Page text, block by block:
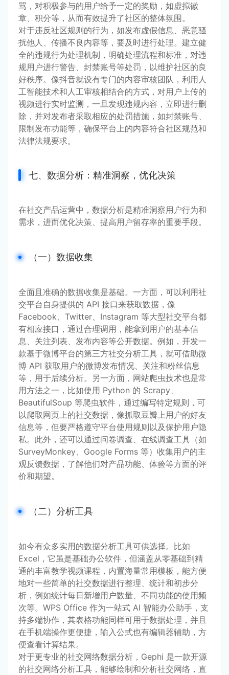
骂，对积极参与的用户给予一定的奖励，如虚拟徽
章、积分等，从而有效提升了社区的整体氛围。
对于违反社区规则的行为，如发布虚假信息、恶意骚
扰他人、传播不良内容等，要及时进行处理。建立健
全的违规行为处理机制，明确处理流程和标准，对违
规用户进行警告、封禁账号等处罚，以维护社区的良
好秩序。像抖音就设有专门的内容审核团队，利用人
工智能技术和人工审核相结合的方式，对用户上传的
视频进行实时监测，一旦发现违规内容，立即进行删
除，并对发布者采取相应的处罚措施，如封禁账号、
限制发布功能等，确保平台上的内容符合社区规范和
法律法规要求。
七、数据分析：精准洞察，优化决策
在社交产品运营中，数据分析是精准洞察用户行为和
需求，进而优化决策、提高用户留存率的重要手段。
（一）数据收集
全面且准确的数据收集是基础。一方面，可以利用社
交平台自身提供的 API 接口来获取数据，像
Facebook、Twitter、Instagram 等大型社交平台都
有相应接口，通过合理调用，能拿到用户的基本信
息、关注列表、发布内容等公开数据。例如，开发一
款基于微博平台的第三方社交分析工具，就可借助微
博 API 获取用户的微博发布情况、关注和粉丝信息
等，用于后续分析。另一方面，网站爬虫技术也是常
用方法之一，比如使用 Python 的 Scrapy、
BeautifulSoup 等爬虫软件，通过编写特定规则，可
以爬取网页上的社交数据，像抓取豆瓣上用户的好友
信息等，但要严格遵守平台使用规则以及保护用户隐
私。此外，还可以通过问卷调查、在线调查工具（如
SurveyMonkey、Google Forms 等）收集用户的主
观反馈数据，了解他们对产品功能、体验等方面的评
价和期望。
（二）分析工具
如今有众多实用的数据分析工具可供选择。比如
Excel，它虽是基础办公软件，但涵盖从零基础到精
通的丰富教学视频课程，内置海量常用模板，能方便
地对一些简单的社交数据进行整理、统计和初步分
析，例如统计每日新增用户数量、不同功能的使用频
次等。WPS Office 作为一站式 AI 智能办公助手，支
持多端协作，其表格功能同样可用于数据处理，并且
在手机端操作更便捷，输入公式也有编辑器辅助，方
便查看计算结果。
对于更专业的社交网络数据分析，Gephi 是一款开源
的社交网络分析工具，能够绘制和分析社交网络，直